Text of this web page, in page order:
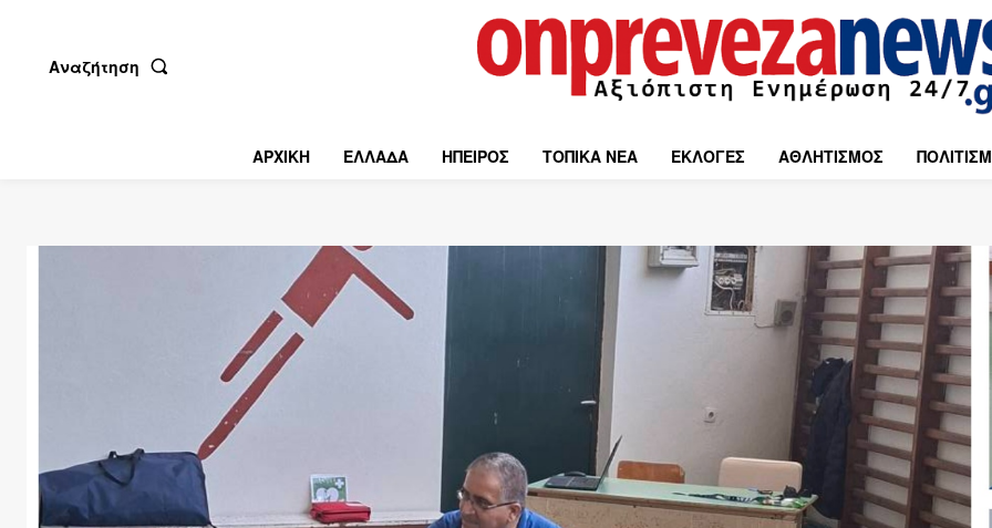
Αναζήτηση
ΑΡΧΙΚΗ ΕΛΛΑΔΑ ΗΠΕΙΡΟΣ ΤΟΠΙΚΑ ΝΕΑ ΕΚΛΟΓΕΣ ΑΘΛΗΤΙΣΜΟΣ